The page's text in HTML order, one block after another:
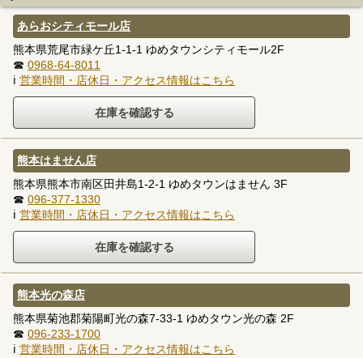
あらおシティモール店
熊本県荒尾市緑ケ丘1-1-1 ゆめタウンシティモール2F
☎ 0968-64-8011
ℹ 営業時間・店休日・アクセス情報はこちら
熊本はません店
熊本県熊本市南区田井島1-2-1 ゆめタウンはません 3F
☎ 096-377-1330
ℹ 営業時間・店休日・アクセス情報はこちら
熊本光の森店
熊本県菊池郡菊陽町光の森7-33-1 ゆめタウン光の森 2F
☎ 096-233-1700
ℹ 営業時間・店休日・アクセス情報はこちら